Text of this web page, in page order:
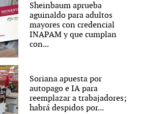
Sheinbaum aprueba
aguinaldo para adultos
mayores con credencial
INAPAM y que cumplan
con...
Soriana apuesta por
autopago e IA para
reemplazar a trabajadores;
habrá despidos por...